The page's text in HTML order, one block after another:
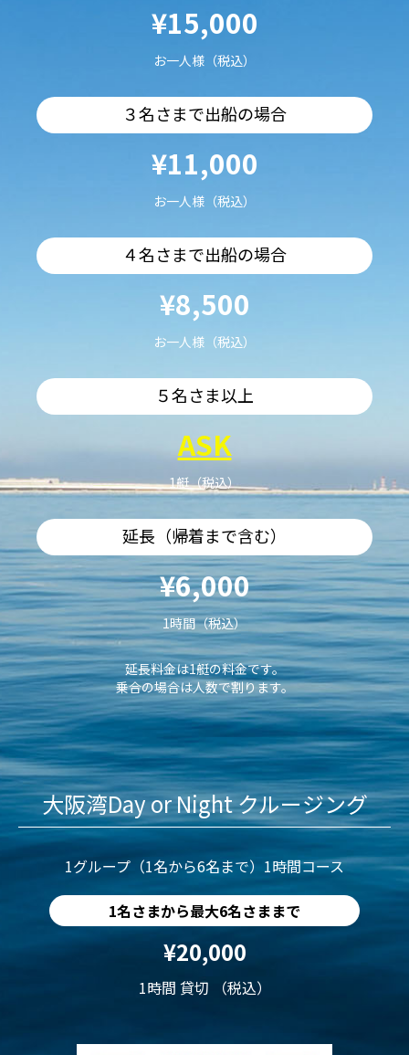
¥15,000
お一人様（税込）
３名さまで出船の場合
¥11,000
お一人様（税込）
４名さまで出船の場合
¥8,500
お一人様（税込）
５名さま以上
ASK
1艇（税込）
延長（帰着まで含む）
¥6,000
1時間（税込）
延長料金は1艇の料金です。
乗合の場合は人数で割ります。
大阪湾Day or Night クルージング
1グループ（1名から6名まで）1時間コース
1名さまから最大6名さままで
¥20,000
1時間 貸切 （税込）